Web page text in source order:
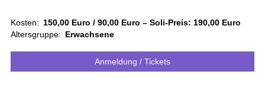
Kosten: 150,00 Euro / 90,00 Euro – Soli-Preis: 190,00 Euro
Altersgruppe: Erwachsene
Anmeldung / Tickets